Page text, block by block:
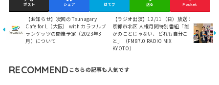
ポスト シェア はてブ 送る Pocket
【お知らせ】次回の Tsunagary
Cafe for L（大阪） with カラフルブ
ランケッツの開催予定（2023年3
月）について
【ラジオ出演】12/11（日）放送：
京都市北区 人権月間特別番組「誰
かのことじゃない、どれも自分ご
と」（FM87.0 RADIO MIX
KYOTO）
RECOMMEND